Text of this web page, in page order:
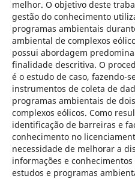
melhor. O objetivo deste
gestão do conhecimento
programas ambientais
ambiental de complexos
possui abordagem
finalidade descritiva. O
é o estudo de caso, fazendo-
instrumentos de coleta de
programas ambientais de
complexos eólicos. Como
identificação de barreiras e
conhecimento no
necessidade de melhorar a
informações e
estudos e programas